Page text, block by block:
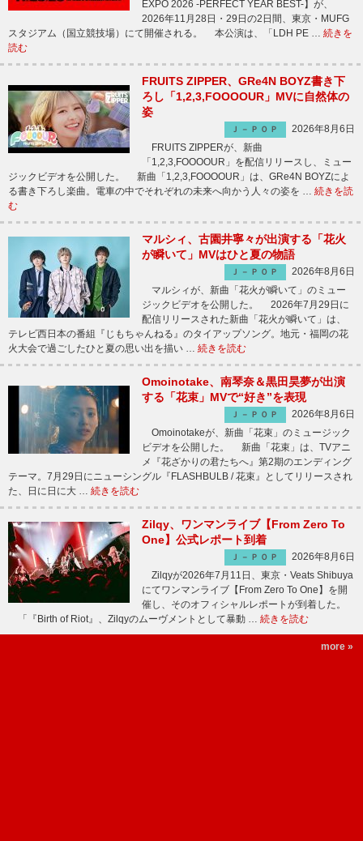
EXPO 2026 -PERFECT YEAR BEST-】が、
2026年11月28日・29日の2日間、東京・MUFG
スタジアム（国立競技場）にて開催される。 本公演は、「LDH PE … 続きを
読む
FRUITS ZIPPER、GRe4N BOYZ書き下
ろし「1,2,3,FOOOOUR」MVに自然体の
姿
Ｊ－ＰＯＰ
2026年8月6日
FRUITS ZIPPERが、新曲
「1,2,3,FOOOOUR」を配信リリースし、ミュー
ジックビデオを公開した。 新曲「1,2,3,FOOOOUR」は、GRe4N BOYZによ
る書き下ろし楽曲。電車の中でそれぞれの未来へ向かう人々の姿を … 続きを読
む
マルシィ、古園井寧々が出演する「花火
が瞬いて」MVはひと夏の物語
Ｊ－ＰＯＰ
2026年8月6日
マルシィが、新曲「花火が瞬いて」のミュー
ジックビデオを公開した。 2026年7月29日に
配信リリースされた新曲「花火が瞬いて」は、
テレビ西日本の番組『じもちゃんねる』のタイアップソング。地元・福岡の花
火大会で過ごしたひと夏の思い出を描い … 続きを読む
Omoinotake、南琴奈＆黒田昊夢が出演
する「花束」MVで“好き”を表現
Ｊ－ＰＯＰ
2026年8月6日
Omoinotakeが、新曲「花束」のミュージック
ビデオを公開した。 新曲「花束」は、TVアニ
メ『花ざかりの君たちへ』第2期のエンディング
テーマ。7月29日にニューシングル『FLASHBULB / 花束』としてリリースされ
た、日に日に大 … 続きを読む
Zilqy、ワンマンライブ【From Zero To
One】公式レポート到着
Ｊ－ＰＯＰ
2026年8月6日
Zilqyが2026年7月11日、東京・Veats Shibuya
にてワンマンライブ【From Zero To One】を開
催し、そのオフィシャルレポートが到着した。
「『Birth of Riot』、Zilqyのムーヴメントとして暴動 … 続きを読む
more »